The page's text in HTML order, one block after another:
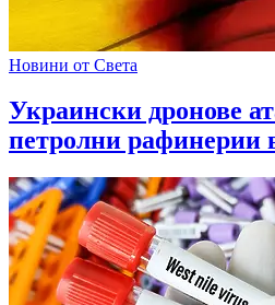
Новини от Света
Украински дронове
петролни рафинерии